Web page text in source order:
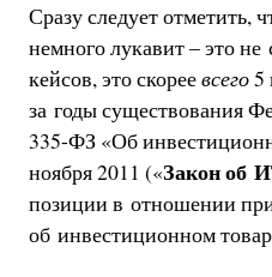
Сразу следует отметить,
немного лукавит – это не
кейсов, это скореевсего5
за годы существования
335-ФЗ «Об
ноября 2011 («Закон об
позиции в отношении
об инвестиционном